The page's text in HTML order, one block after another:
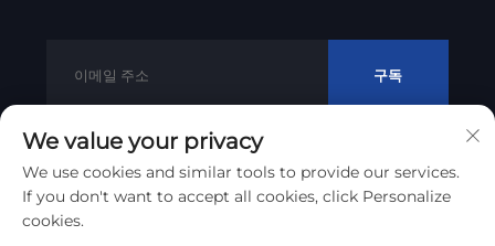
구독
저작권 © 2012 - 2023 리통 케이블 테크놀로지 코., Ltd
개인정보 보호 정책
We value your privacy
We use cookies and similar tools to provide our services.
If you don't want to accept all cookies, click Personalize
cookies.